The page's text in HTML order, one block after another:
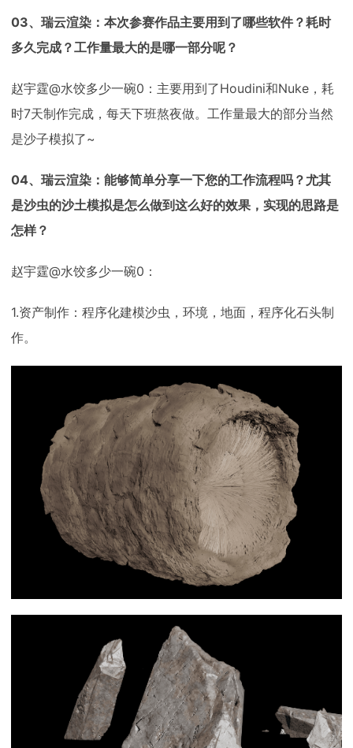
03、瑞云渲染：本次参赛作品主要用到了哪些软件？耗时
多久完成？工作量最大的是哪一部分呢？
赵宇霆@水饺多少一碗0：主要用到了Houdini和Nuke，耗
时7天制作完成，每天下班熬夜做。工作量最大的部分当然
是沙子模拟了~
04、瑞云渲染：能够简单分享一下您的工作流程吗？尤其
是沙虫的沙土模拟是怎么做到这么好的效果，实现的思路是
怎样？
赵宇霆@水饺多少一碗0：
1.资产制作：程序化建模沙虫，环境，地面，程序化石头制
作。